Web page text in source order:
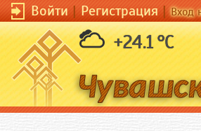
Войти|Регистрация|Вход
+24.1 °C